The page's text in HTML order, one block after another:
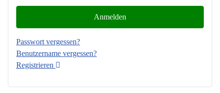
Anmelden
Passwort vergessen?
Benutzername vergessen?
Registrieren